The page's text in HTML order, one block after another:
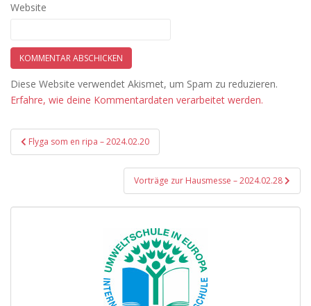
Website
Diese Website verwendet Akismet, um Spam zu reduzieren.
Erfahre, wie deine Kommentardaten verarbeitet werden.
Beitragsnavigation
Flyga som en ripa – 2024.02.20
Vorträge zur Hausmesse – 2024.02.28